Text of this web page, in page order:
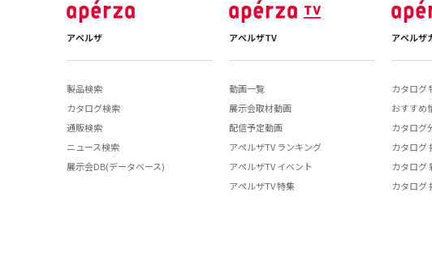
アペルザ
製品検索
カタログ検索
通販検索
ニュース検索
展示会DB(データベース)
アペルザTV
動画一覧
展示会取材動画
配信予定動画
アペルザTV ランキング
アペルザTV イベント
アペルザTV 特集
アペルザ
カタログ
おすすめ
カタログ
カタログ
カタログ
カタログ